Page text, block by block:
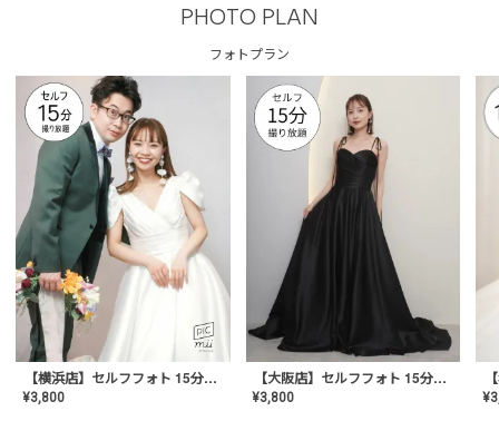
PHOTO PLAN
フォトプラン
【横浜店】セルフフォト 15分撮り放題プラン
¥3,800
【大阪店】セルフフォト 15分撮り放題プラン
¥3,800 ¥